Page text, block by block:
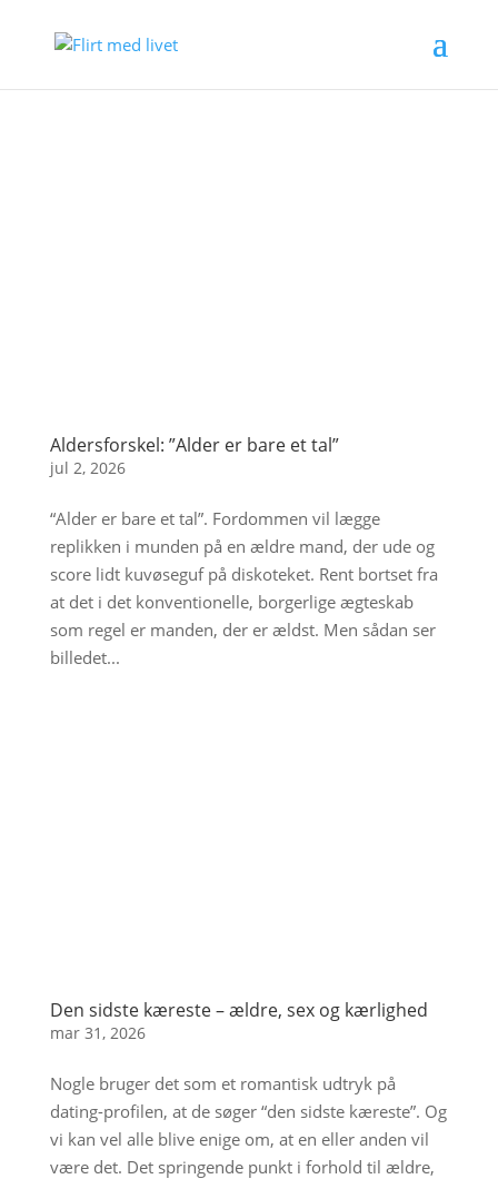
Aldersforskel: ”Alder er bare et tal”
jul 2, 2026
“Alder er bare et tal”. Fordommen vil lægge
replikken i munden på en ældre mand, der ude og
score lidt kuvøseguf på diskoteket. Rent bortset fra
at det i det konventionelle, borgerlige ægteskab
som regel er manden, der er ældst. Men sådan ser
billedet...
Den sidste kæreste – ældre, sex og kærlighed
mar 31, 2026
Nogle bruger det som et romantisk udtryk på
dating-profilen, at de søger “den sidste kæreste”. Og
vi kan vel alle blive enige om, at en eller anden vil
være det. Det springende punkt i forhold til ældre,